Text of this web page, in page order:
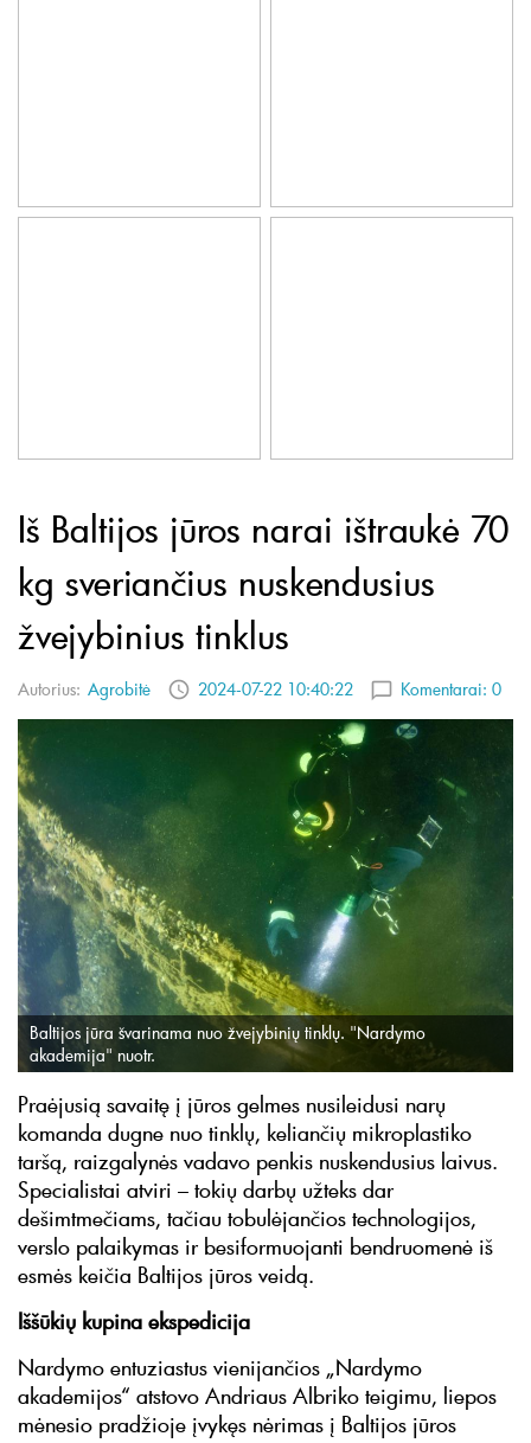
Iš Baltijos jūros narai ištraukė 70
kg sveriančius nuskendusius
žvejybinius tinklus
Autorius: Agrobitė 2024-07-22 10:40:22 Komentarai: 0
Baltijos jūra švarinama nuo žvejybinių tinklų. "Nardymo
akademija" nuotr.
Praėjusią savaitę į jūros gelmes nusileidusi narų
komanda dugne nuo tinklų, keliančių mikroplastiko
taršą, raizgalynės vadavo penkis nuskendusius laivus.
Specialistai atviri – tokių darbų užteks dar
dešimtmečiams, tačiau tobulėjančios technologijos,
verslo palaikymas ir besiformuojanti bendruomenė iš
esmės keičia Baltijos jūros veidą.
Iššūkių kupina ekspedicija
Nardymo entuziastus vienijančios „Nardymo
akademijos“ atstovo Andriaus Albriko teigimu, liepos
mėnesio pradžioje įvykęs nėrimas į Baltijos jūros